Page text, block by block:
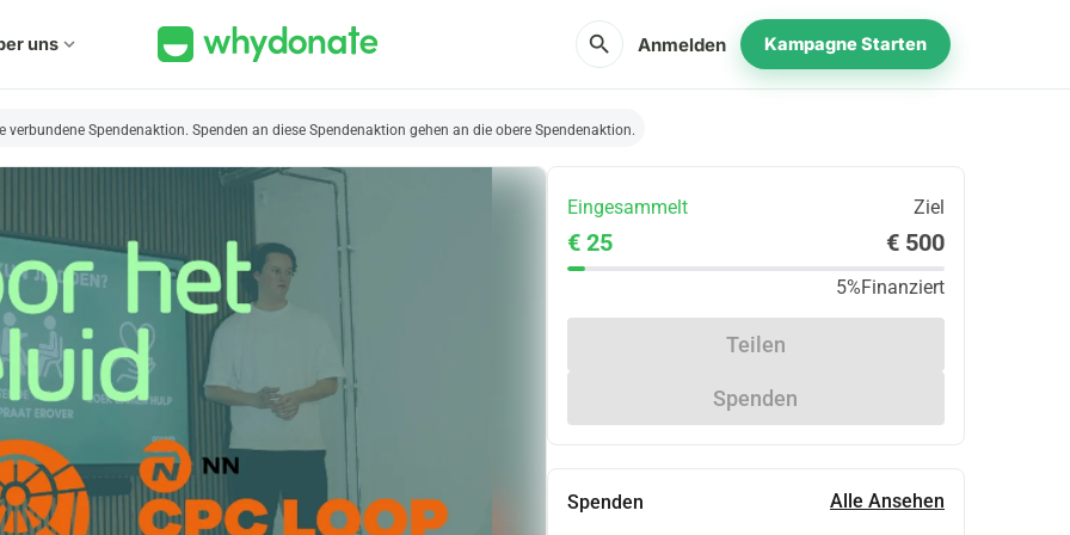
uns expand_more search Anmelden Kampagne Starten
verbundene Spendenaktion. Spenden an diese Spendenaktion gehen an die obere Spendenaktion.
Eingesammelt Ziel
€ 25 € 500
5%Finanziert
Teilen
Spenden
Spenden Alle Ansehen